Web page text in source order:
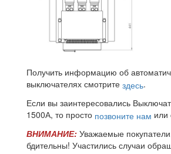
Получить информацию об
выключателях смотрите здесь.
Если вы заинтересовались
1500А, то просто позвоните нам или
ВНИМАНИЕ: Уважаемые
бдительны! Участились случаи